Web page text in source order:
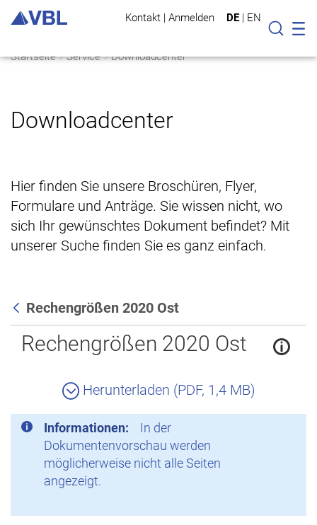
Kontakt | Anmelden DE | EN
Suche
Startseite Service Downloadcenter
Downloadcenter
Hier finden Sie unsere Broschüren, Flyer,
Formulare und Anträge. Sie wissen nicht, wo
sich Ihr gewünschtes Dokument befindet? Mit
unserer Suche finden Sie es ganz einfach.
Zurück
Rechengrößen 2020 Ost
Rechengrößen 2020 Ost
Herunterladen (PDF, 1,4 MB)
Informationen:
In der
Dokumentenvorschau werden
möglicherweise nicht alle Seiten
angezeigt.